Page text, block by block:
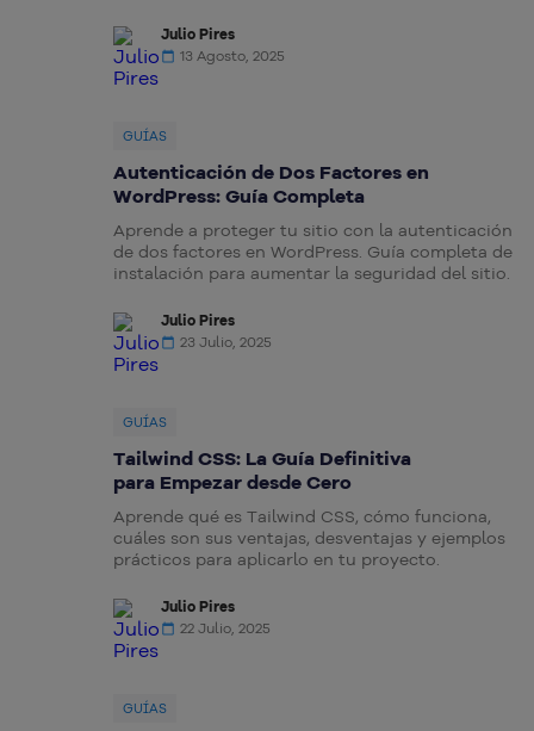
Julio Pires
13 Agosto, 2025
GUÍAS
Autenticación de Dos Factores en
WordPress: Guía Completa
Aprende a proteger tu sitio con la autenticación
de dos factores en WordPress. Guía completa de
instalación para aumentar la seguridad del sitio.
Julio Pires
23 Julio, 2025
GUÍAS
Tailwind CSS: La Guía Definitiva
para Empezar desde Cero
Aprende qué es Tailwind CSS, cómo funciona,
cuáles son sus ventajas, desventajas y ejemplos
prácticos para aplicarlo en tu proyecto.
Julio Pires
22 Julio, 2025
GUÍAS